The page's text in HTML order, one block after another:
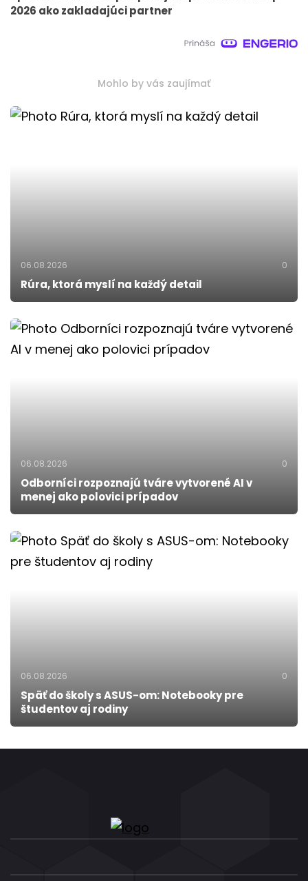
2026 ako zakladajúci partner
Mohlo by vás zaujímať
06.08.2026 0
Rúra, ktorá myslí na každý detail
06.08.2026 0
Odborníci rozpoznajú tváre vytvorené AI v
menej ako polovici prípadov
06.08.2026 0
Späť do školy s ASUS-om: Notebooky pre
študentov aj rodiny